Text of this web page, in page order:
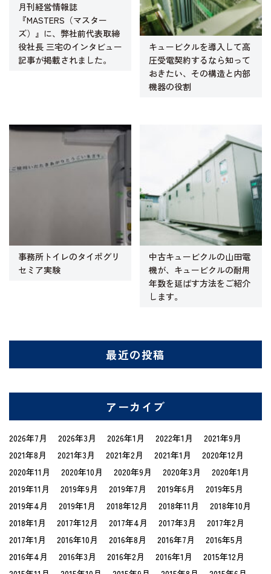
月刊経営情報誌
『MASTERS（マスター
ズ）』に、弊社前代表取締
役社長 三宅のインタビュー
記事が掲載されました。
キュービクルを導入して高
圧受電契約するなら知って
おきたい、その構造と内部
機器の役割
事務所トイレのタイポグリ
セミア実験
中古キュービクルの山田電
機が、キュービクルの耐用
年数を延ばす方法をご紹介
します。
最近の投稿
アーカイブ
2026年7月 2026年3月 2026年1月 2022年1月
2021年9月
2021年8月
2021年3月 2021年2月 2021年1月
2020年12月
2020年11月
2020年10月 2020年9月 2020年3月
2020年1月
2019年11月
2019年9月 2019年7月 2019年6月
2019年5月
2019年4月
2019年1月 2018年12月 2018年11月
2018年10月
2018年1月
2017年12月 2017年4月 2017年3月
2017年2月
2017年1月
2016年10月 2016年8月 2016年7月
2016年5月
2016年4月
2016年3月 2016年2月 2016年1月
2015年12月